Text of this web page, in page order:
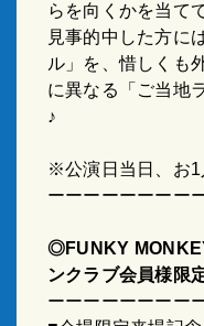
らを向くかを当て
見事的中した方に
ル」を、惜しくも
に異なる「ご当地
♪
※公演日当日、お1
ーーーーーーーー
◎FUNKY
ンクラブ会員様限
ーーーーーーーー